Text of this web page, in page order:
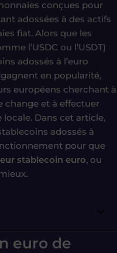
conçues pour
adossées à des actifs
fiat. Alors que les
l’USDC ou l’USDT)
adossés à l’euro
gagnent en popularité,
européens cherchant à
change et à effectuer
Dans cet article,
adossés à
pour que
stablecoin euro, ou
euro de